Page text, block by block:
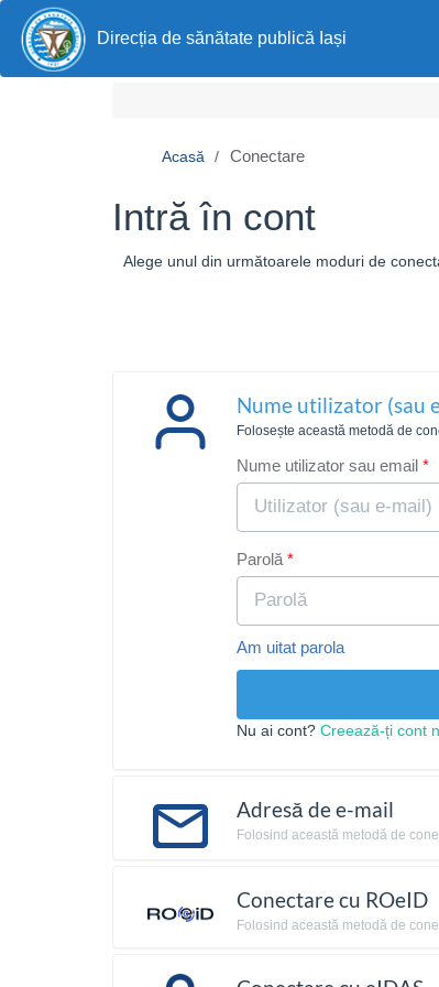
Direcția de sănătate publică Iași
Acasă Conectare
Intră în cont
Alege unul din următoarele moduri de
Nume utilizator (sau
Folosește această metodă de
Nume utilizator sau email
Parolă
Am uitat parola
Nu ai cont?Creează-ți cont
Adresă de e-mail
Folosind această metodă de
Conectare cu ROeID
Folosind această metodă de